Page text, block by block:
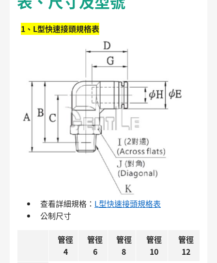
1、L型快速接頭規格表
查看詳細規格： L型快速接頭規格表
公制尺寸
管徑
4
管徑
6
管徑
8
管徑
10
管徑
12